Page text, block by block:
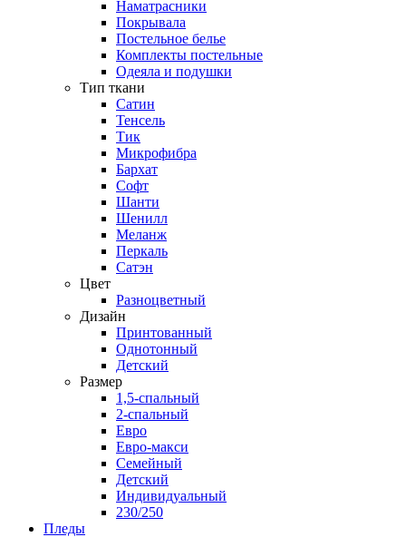
Наматрасники
Покрывала
Постельное белье
Комплекты постельные
Одеяла и подушки
Тип ткани
Сатин
Тенсель
Тик
Микрофибра
Бархат
Софт
Шанти
Шенилл
Меланж
Перкаль
Сатэн
Цвет
Разноцветный
Дизайн
Принтованный
Однотонный
Детский
Размер
1,5-спальный
2-спальный
Евро
Евро-макси
Семейный
Детский
Индивидуальный
230/250
Пледы